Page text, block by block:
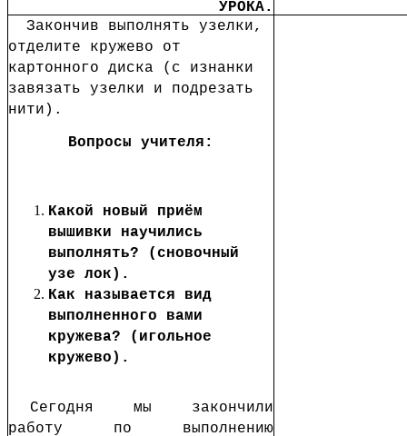
УРОКА.
Закончив выполнять узелки,
отделите кружево от
картонного диска (с изнанки
завязать узелки и подрезать
нити).
Вопросы учителя:
Какой новый приём
вышивки научились
выполнять? (сновочный
узе лок).
Как называется вид
выполненного вами
кружева? (игольное
кружево).
Сегодня мы закончили
работу по выполнению